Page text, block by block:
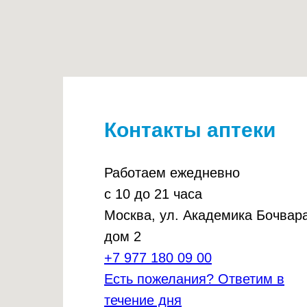
Контакты аптеки
Работаем ежедневно
с 10 до 21 часа
Москва, ул. Академика
дом 2
+7 977 180 09 00
Есть пожелания? Ответим в
течение дня